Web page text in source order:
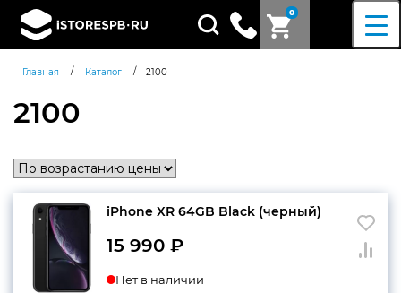
0
Поиск
товаров
Главная / Каталог / 2100
2100
iPhone XR 64GB Black (черный)
15 990 ₽
Нет в наличии